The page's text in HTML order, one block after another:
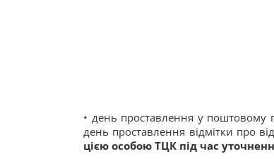
• день проставлення у поштовому
день проставлення відмітки про
цією особою ТЦК під час